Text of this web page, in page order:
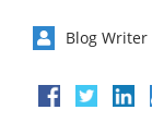
Blog Writer